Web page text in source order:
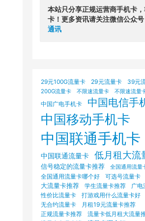
本站只分享正规运营商手机卡
卡！更多资讯请关注微信公众号
通讯
29元100G流量卡 29元流量卡 39元
200G流量卡 不限速流量卡 不限速流量
中国广电手机卡 中国电信手
中国移动手机卡
中国联通手机卡
中国联通流量卡 低月租大流
信号稳定的流量卡推荐 全国通用流量
全国通用流量卡哪个好 可选号流量卡
大流量卡推荐
学生流量卡推荐 广电
性价比流量卡
打游戏用什么流量卡好
无合约流量卡
月租19元流量卡推荐
正规流量卡推荐
流量卡低月租大流量